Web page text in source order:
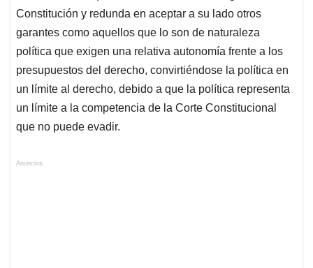
Constitución y redunda en aceptar a su lado otros
garantes como aquellos que lo son de naturaleza
política que exigen una relativa autonomía frente a los
presupuestos del derecho, convirtiéndose la política en
un límite al derecho, debido a que la política representa
un límite a la competencia de la Corte Constitucional
que no puede evadir.
Anuncios.